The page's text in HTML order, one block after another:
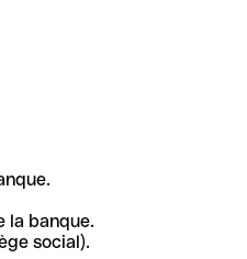
la banque.
social).